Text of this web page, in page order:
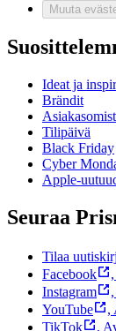
Muuta
Ideat ja
Brändit
Tilipäivä
Black Friday
Cyber
Apple-
Seuraa
Tilaa
Facebook
,
Instagram
,
YouTube
,
TikTok
,